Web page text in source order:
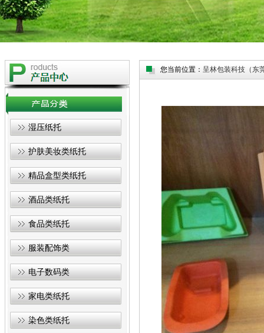
湿压纸托
护肤美妆类纸托
精品盒型类纸托
酒品类纸托
食品类纸托
服装配饰类
电子数码类
家电类纸托
染色类纸托
您当前位置： 呈林包装科技（东